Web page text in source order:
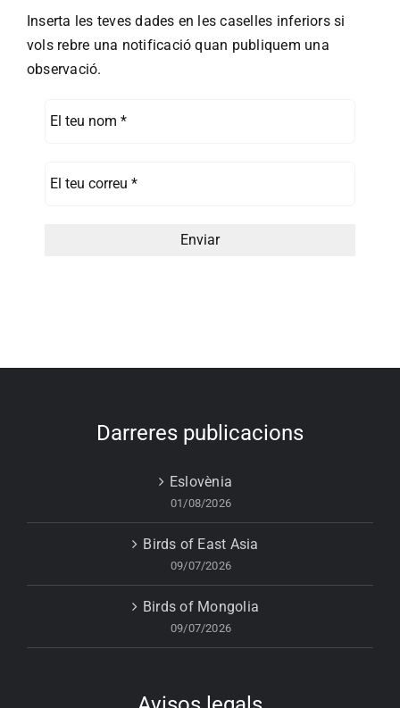
Inserta les teves dades en les caselles inferiors si
vols rebre una notificació quan publiquem una
observació.
Darreres publicacions
Eslovènia
01/08/2026
Birds of East Asia
09/07/2026
Birds of Mongolia
09/07/2026